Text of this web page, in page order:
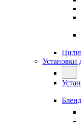
Установки